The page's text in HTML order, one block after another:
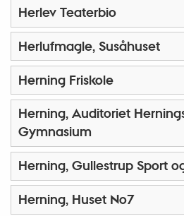
Herlev Teaterbio
Herlufmagle, Susåhuset
Herning Friskole
Herning, Auditoriet
Gymnasium
Herning, Gullestrup Sport
Herning, Huset No7